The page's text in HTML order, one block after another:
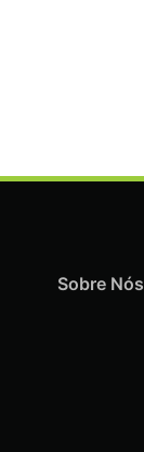
Sobre Nós